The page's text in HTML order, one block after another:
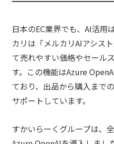
日本のEC業界でも、AI活用
カリは「メルカリAIアシス
て売れやすい価格やセール
す。この機能はAzure
ており、出品から購入まで
サポートしています。
すかいらーくグループは、